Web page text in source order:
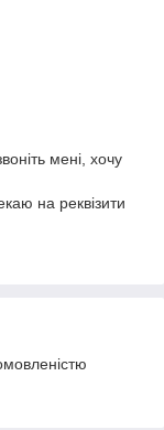
мені, хочу
на реквізити